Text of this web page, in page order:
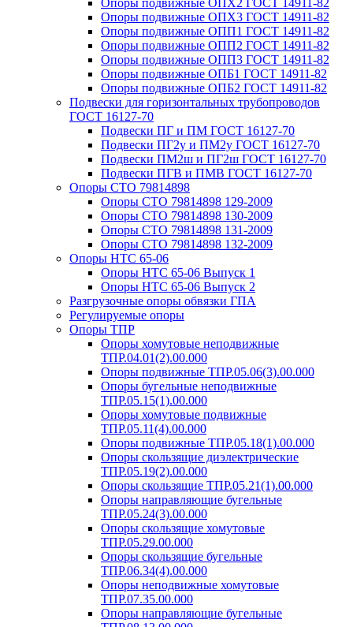
Опоры подвижные ОПХ2 ГОСТ 14911-82
Опоры подвижные ОПХ3 ГОСТ 14911-82
Опоры подвижные ОПП1 ГОСТ 14911-82
Опоры подвижные ОПП2 ГОСТ 14911-82
Опоры подвижные ОПП3 ГОСТ 14911-82
Опоры подвижные ОПБ1 ГОСТ 14911-82
Опоры подвижные ОПБ2 ГОСТ 14911-82
Подвески для горизонтальных трубопроводов
ГОСТ 16127-70
Подвески ПГ и ПМ ГОСТ 16127-70
Подвески ПГ2у и ПМ2у ГОСТ 16127-70
Подвески ПМ2ш и ПГ2ш ГОСТ 16127-70
Подвески ПГВ и ПМВ ГОСТ 16127-70
Опоры СТО 79814898
Опоры СТО 79814898 129-2009
Опоры СТО 79814898 130-2009
Опоры СТО 79814898 131-2009
Опоры СТО 79814898 132-2009
Опоры НТС 65-06
Опоры НТС 65-06 Выпуск 1
Опоры НТС 65-06 Выпуск 2
Разгрузочные опоры обвязки ГПА
Регулируемые опоры
Опоры ТПР
Опоры хомутовые неподвижные
ТПР.04.01(2).00.000
Опоры подвижные ТПР.05.06(3).00.000
Опоры бугельные неподвижные
ТПР.05.15(1).00.000
Опоры хомутовые подвижные
ТПР.05.11(4).00.000
Опоры подвижные ТПР.05.18(1).00.000
Опоры скользящие диэлектрические
ТПР.05.19(2).00.000
Опоры скользящие ТПР.05.21(1).00.000
Опоры направляющие бугельные
ТПР.05.24(3).00.000
Опоры скользящие хомутовые
ТПР.05.29.00.000
Опоры скользящие бугельные
ТПР.06.34(4).00.000
Опоры неподвижные хомутовые
ТПР.07.35.00.000
Опоры направляющие бугельные